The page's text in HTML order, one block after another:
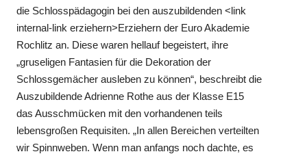
die Schlosspädagogin bei den auszubildenden <link
internal-link erziehern>Erziehern der Euro Akademie
Rochlitz an. Diese waren hellauf begeistert, ihre
„gruseligen Fantasien für die Dekoration der
Schlossgemächer ausleben zu können“, beschreibt die
Auszubildende Adrienne Rothe aus der Klasse E15
das Ausschmücken mit den vorhandenen teils
lebensgroßen Requisiten. „In allen Bereichen verteilten
wir Spinnweben. Wenn man anfangs noch dachte, es